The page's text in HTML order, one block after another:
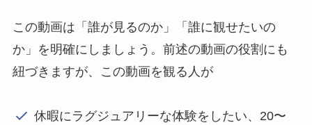
この動画は「誰が見るのか」「誰に観せたいの
か」を明確にしましょう。前述の動画の役割にも
紐づきますが、この動画を観る人が
休暇にラグジュアリーな体験をしたい、20〜